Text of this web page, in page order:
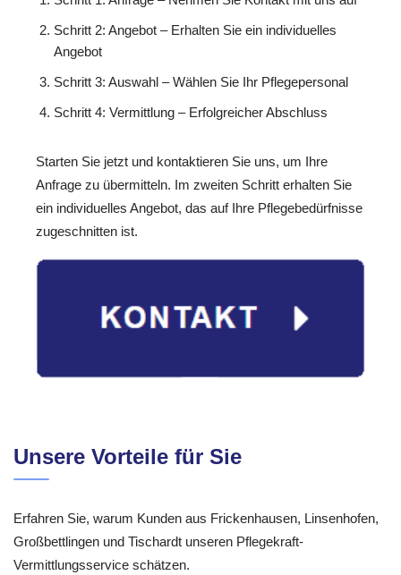
Schritt 2: Angebot – Erhalten Sie ein individuelles
Angebot
Schritt 3: Auswahl – Wählen Sie Ihr Pflegepersonal
Schritt 4: Vermittlung – Erfolgreicher Abschluss
Starten Sie jetzt und kontaktieren Sie uns, um Ihre
Anfrage zu übermitteln. Im zweiten Schritt erhalten Sie
ein individuelles Angebot, das auf Ihre Pflegebedürfnisse
zugeschnitten ist.
Unsere Vorteile für Sie
Erfahren Sie, warum Kunden aus Frickenhausen, Linsenhofen,
Großbettlingen und Tischardt unseren Pflegekraft-
Vermittlungsservice schätzen.